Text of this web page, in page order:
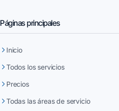
Páginas principales
Inicio
Todos los servicios
Precios
Todas las áreas de servicio